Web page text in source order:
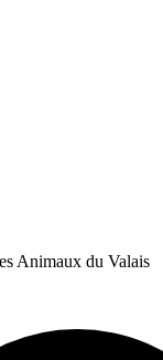
Animaux du Valais